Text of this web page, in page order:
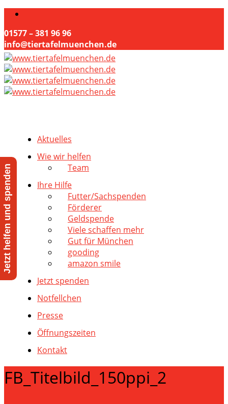
01577 – 381 96 96
info@tiertafelmuenchen.de
Aktuelles
Wie wir helfen
Team
Ihre Hilfe
Futter/Sachspenden
Förderer
Geldspende
Viele schaffen mehr
Gut für München
gooding
amazon smile
Jetzt spenden
Notfellchen
Presse
Öffnungszeiten
Kontakt
FB_Titelbild_150ppi_2
Jetzt helfen und spenden